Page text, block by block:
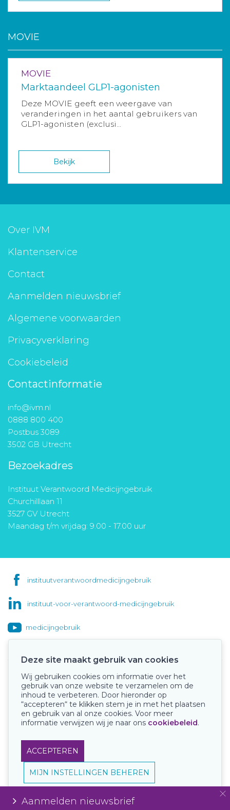
MOVIE
MOVIE
Marktaandeel GLP1-agonisten
Deze MOVIE geeft een weergave van
veranderingen in het aantal gebruikers van
GLP1-agonisten (exclusi...
Bekijk
Over IVM
Klantenservice
Contact
Aanmelden nieuwsbrief
Algemene voorwaarden
Privacyverklaring
Cookiebeleid
Contactinformatie
info@ivm.nl
0888 800 400
Postbus 3089
3502 GB Utrecht
Bezoekadres
Instituut Verantwoord Medicijngebruik
Churchilllaan 11
3527 GV Utrecht
Maandag t/m vrijdag: 9.00 - 17.00 uur
instituutverantwoordmedicijngebruik
instituut-voor-verantwoord-medicijngebruik
medicijngebruik
Onze keurmerken
Aanmelden nieuwsbrief
Deze site maakt gebruik van cookies
Wij gebruiken cookies om informatie over het
gebruik van onze website te verzamelen om de
inhoud te verbeteren. Door hieronder op
“accepteren“ te klikken stem je in met het plaatsen
en gebruik van al onze cookies. Voor meer
informatie verwijzen wij je naar ons cookiebeleid.
ACCEPTEREN
MIJN INSTELLINGEN BEHEREN